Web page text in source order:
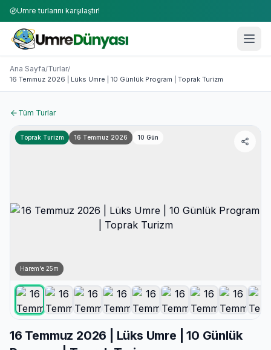
Umre turlarını karşılaştır!
Umre Turları 2026-2027 | 50+ Firma Karşılaştırması
16 Temmuz 2026 | Lüks Umre | 10 Günlük Program |
Ana Sayfa/Turlar/
16 Temmuz 2026 | Lüks Umre | 10 Günlük Program | Toprak Turizm
Tüm Turlar
Toprak Turizm 16 Temmuz 2026 10 Gün
Harem'e 25m
16 Temmuz 2026 | Lüks Umre | 10 Günlük